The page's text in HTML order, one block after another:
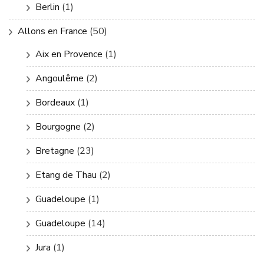
Berlin (1)
Allons en France (50)
Aix en Provence (1)
Angoulême (2)
Bordeaux (1)
Bourgogne (2)
Bretagne (23)
Etang de Thau (2)
Guadeloupe (1)
Guadeloupe (14)
Jura (1)